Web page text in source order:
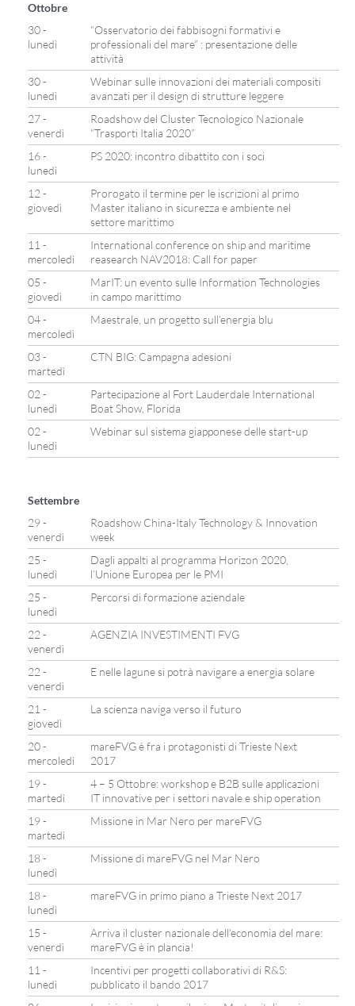
Ottobre
30 -
lunedì
“Osservatorio dei fabbisogni formativi e
professionali del mare” : presentazione delle
attività
30 -
lunedì
Webinar sulle innovazioni dei materiali compositi
avanzati per il design di strutture leggere
27 -
venerdì
Roadshow del Cluster Tecnologico Nazionale
“Trasporti Italia 2020”
16 -
lunedì
PS 2020: incontro dibattito con i soci
12 -
giovedì
Prorogato il termine per le iscrizioni al primo
Master italiano in sicurezza e ambiente nel
settore marittimo
11 -
mercoledì
International conference on ship and maritime
reasearch NAV2018: Call for paper
05 -
giovedì
MarIT: un evento sulle Information Technologies
in campo marittimo
04 -
mercoledì
Maestrale, un progetto sull’energia blu
03 -
martedì
CTN BIG: Campagna adesioni
02 -
lunedì
Partecipazione al Fort Lauderdale International
Boat Show, Florida
02 -
lunedì
Webinar sul sistema giapponese delle start-up
Settembre
29 -
venerdì
Roadshow China-Italy Technology & Innovation
week
25 -
lunedì
Dagli appalti al programma Horizon 2020,
l’Unione Europea per le PMI
25 -
lunedì
Percorsi di formazione aziendale
22 -
venerdì
AGENZIA INVESTIMENTI FVG
22 -
venerdì
E nelle lagune si potrà navigare a energia solare
21 -
giovedì
La scienza naviga verso il futuro
20 -
mercoledì
mareFVG è fra i protagonisti di Trieste Next
2017
19 -
martedì
4 – 5 Ottobre: workshop e B2B sulle applicazioni
IT innovative per i settori navale e ship operation
19 -
martedì
Missione in Mar Nero per mareFVG
18 -
lunedì
Missione di mareFVG nel Mar Nero
18 -
lunedì
mareFVG in primo piano a Trieste Next 2017
15 -
venerdì
Arriva il cluster nazionale dell’economia del mare:
mareFVG è in plancia!
11 -
lunedì
Incentivi per progetti collaborativi di R&S:
pubblicato il bando 2017